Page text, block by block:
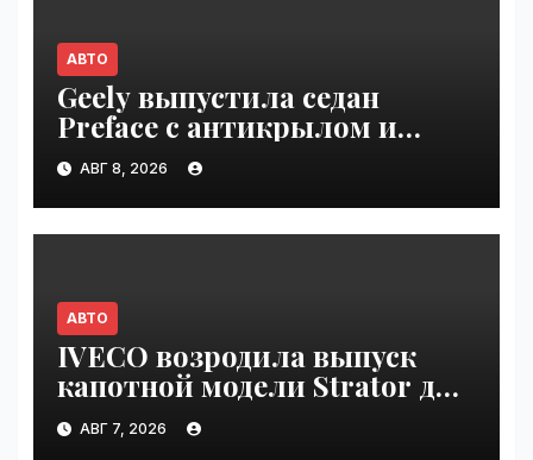
АВТО
Geely выпустила седан
Preface с антикрылом и
красными суппортами |
VseTime.ru
АВГ 8, 2026
АВТО
IVECO возродила выпуск
капотной модели Strator для
Европы | VseTime.ru
АВГ 7, 2026